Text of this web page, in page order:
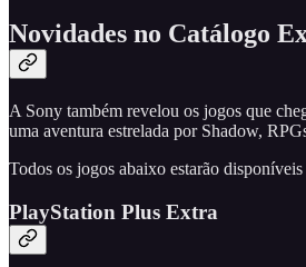
Novidades no Catálogo
A Sony também revelou os jogos que
uma aventura estrelada por Shadow,
Todos os jogos abaixo estarão
PlayStation Plus Extra